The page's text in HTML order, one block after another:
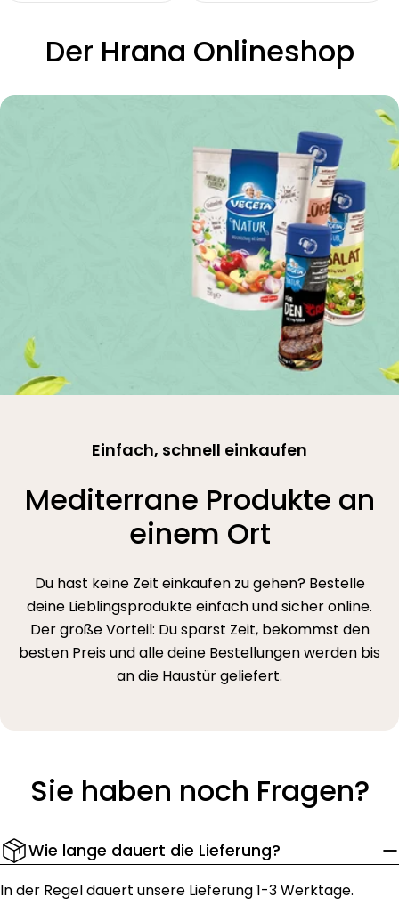
Der Hrana Onlineshop
Einfach, schnell einkaufen
Mediterrane Produkte an
einem Ort
Du hast keine Zeit einkaufen zu gehen? Bestelle
deine Lieblingsprodukte einfach und sicher online.
Der große Vorteil: Du sparst Zeit, bekommst den
besten Preis und alle deine Bestellungen werden bis
an die Haustür geliefert.
Sie haben noch Fragen?
Wie lange dauert die Lieferung?
In der Regel dauert unsere Lieferung 1-3 Werktage.